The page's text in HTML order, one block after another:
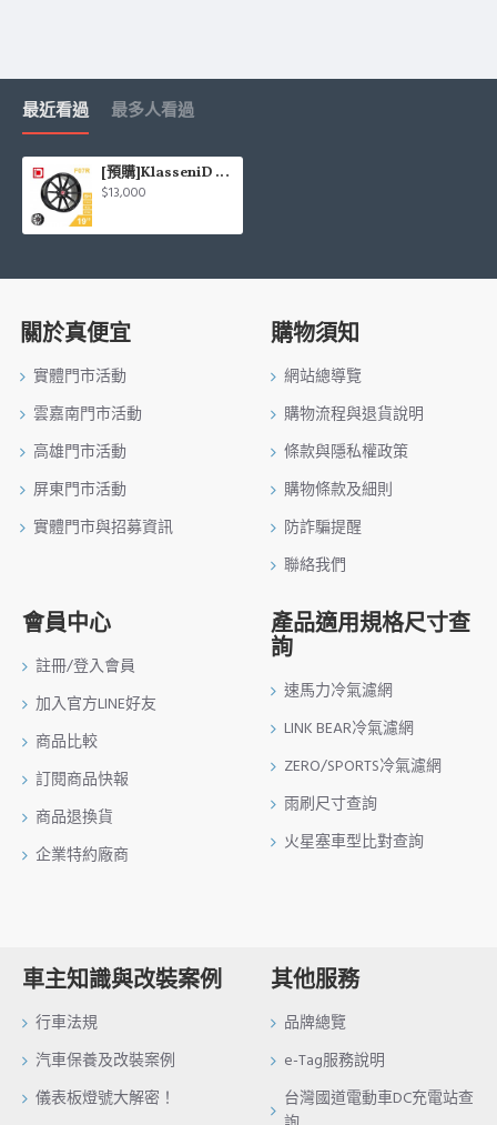
最近看過 最多人看過
[預購]KlasseniD 旋壓鋁圈輪框 F07R 19吋 5孔114.3/9.5J/ET40(黑/灰)
$13,000
關於真便宜
實體門市活動
雲嘉南門市活動
高雄門市活動
屏東門市活動
實體門市與招募資訊
購物須知
網站總導覽
購物流程與退貨說明
條款與隱私權政策
購物條款及細則
防詐騙提醒
聯絡我們
會員中心
註冊/登入會員
加入官方LINE好友
商品比較
訂閱商品快報
商品退換貨
企業特約廠商
產品適用規格尺寸查
詢
速馬力冷氣濾網
LINK BEAR冷氣濾網
ZERO/SPORTS冷氣濾網
雨刷尺寸查詢
火星塞車型比對查詢
車主知識與改裝案例
行車法規
汽車保養及改裝案例
儀表板燈號大解密！
其他服務
品牌總覽
e-Tag服務說明
台灣國道電動車DC充電站查